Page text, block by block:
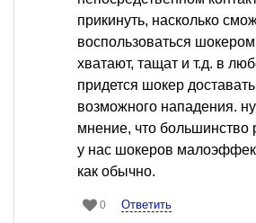
прикинуть, насколько
воспользоваться
хватают, тащат и т.д. в
придется шокер
возможного нападения.
мнение, что
у нас шокеров
как обычно.
0 Ответить